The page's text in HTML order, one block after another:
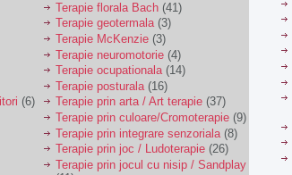
(6)
Terapie florala Bach (41)
Terapie geotermala(3)
Terapie McKenzie (3)
Terapie neuromotorie (4)
Terapie ocupationala(14)
Terapie posturala (16)
Terapie prin arta / Art terapie (37)
Terapie prin culoare/Cromoterapie (9)
Terapie prin integrare senzoriala (8)
Terapie prin joc / Ludoterapie (26)
Terapie prin jocul cu nisip / Sandplay